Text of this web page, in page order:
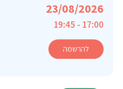
23/08/2026
17:00 - 19:45
להרשמה